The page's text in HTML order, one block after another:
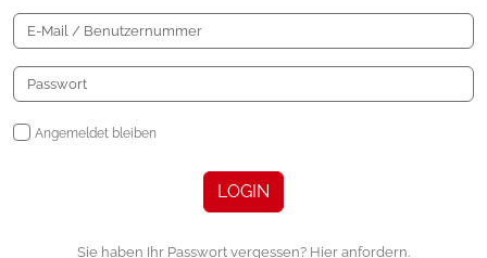
Angemeldet bleiben
LOGIN
Sie haben Ihr Passwort vergessen? Hier anfordern.